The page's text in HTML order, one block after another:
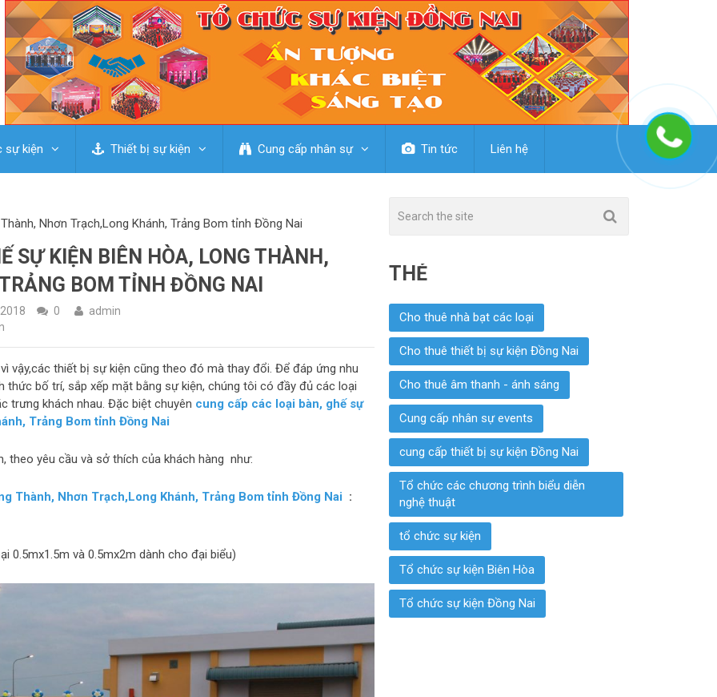
kiện Thiết bị sự kiện Cung cấp nhân sự Tin tức Liên hệ
Nhơn Trạch,Long Khánh, Trảng Bom tỉnh Đồng Nai
SỰ KIỆN BIÊN HÒA, LONG THÀNH,
BOM TỈNH ĐỒNG NAI
0
admin
vậy,các thiết bị sự kiện cũng theo đó mà thay đổi. Để đáp ứng nhu
bố trí, sắp xếp mặt bằng sự kiện, chúng tôi có đầy đủ các loại
trưng khách nhau. Đặc biệt chuyên cung cấp các loại bàn, ghế sự
Trảng Bom tỉnh Đồng Nai
theo yêu cầu và sở thích của khách hàng như:
Thành, Nhơn Trạch,Long Khánh, Trảng Bom tỉnh Đồng Nai :
0.5mx1.5m và 0.5mx2m dành cho đại biểu)
THẺ
Cho thuê nhà bạt các loại
Cho thuê thiết bị sự kiện Đồng Nai
Cho thuê âm thanh - ánh sáng
Cung cấp nhân sự events
cung cấp thiết bị sự kiện Đồng Nai
Tổ chức các chương trình biểu diễn
nghệ thuật
tổ chức sự kiện
Tổ chức sự kiện Biên Hòa
Tổ chức sự kiện Đồng Nai